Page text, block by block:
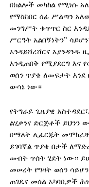
በክልሎች መካከል የሚነሱ
የማስከበር ሰፊ ሥልጣን
መንግሥት ቁጥጥር ስር
ሥርዓት አልበኝነትን”
እንዳይሸረሸርና እያንዳንዱ
እንዲጠበቅ የሚያደርግ እና
ወሰን ጥያቄ ለመፍታት እንደ
ውሳኔ ነው።
የትግራይ ጊዜያዊ
ልሂቃንና ድርጅቶች ይህንን
በማለት ሊፈርጁት
ይገባኛል ጥያቄ በታች
መብት ጥሰት ሂደት ነው።
መሠረት የግዛት ወሰን
ጠገዴና መሰል አካባቢዎች